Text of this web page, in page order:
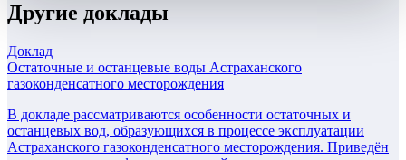
Другие доклады
Доклад
Остаточные и останцевые воды Астраханского
газоконденсатного месторождения
В докладе рассматриваются особенности остаточных и
останцевых вод, образующихся в процессе эксплуатации
Астраханского газоконденсатного месторождения. Приведён